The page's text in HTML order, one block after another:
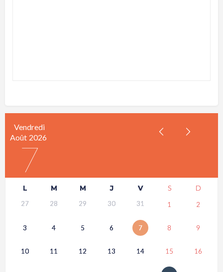
Vendredi
Août 2026
7
L M M J V S D
27 28 29 30 31 1 2
3 4 5 6 7 8 9
10 11 12 13 14 15 16